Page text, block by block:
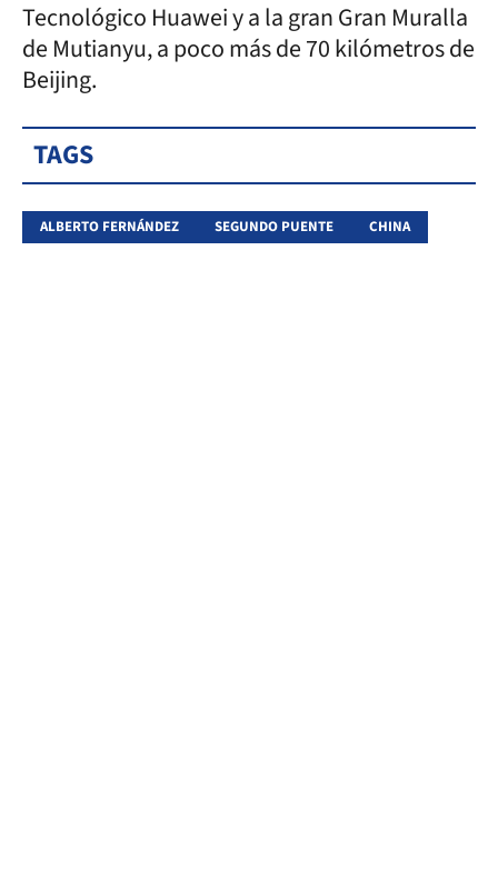
Tecnológico Huawei y a la gran Gran Muralla
de Mutianyu, a poco más de 70 kilómetros de
Beijing.
TAGS
ALBERTO FERNÁNDEZ SEGUNDO PUENTE CHINA